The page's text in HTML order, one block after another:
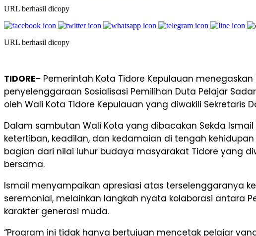
URL berhasil dicopy
URL berhasil dicopy
TIDORE– Pemerintah Kota Tidore Kepulauan
penyelenggaraan Sosialisasi Pemilihan Duta Pelajar
oleh Wali Kota Tidore Kepulauan yang diwakili Sekretaris
Dalam sambutan Wali Kota yang dibacakan Sekda
ketertiban, keadilan, dan kedamaian di tengah
bagian dari nilai luhur budaya masyarakat Tidore yang
bersama.
Ismail menyampaikan apresiasi atas terselenggaranya
seremonial, melainkan langkah nyata kolaborasi antara
karakter generasi muda.
“Program ini tidak hanya bertujuan mencetak pelajar